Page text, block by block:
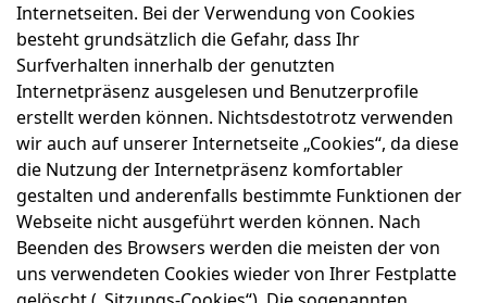
Internetseiten. Bei der Verwendung von Cookies
besteht grundsätzlich die Gefahr, dass Ihr
Surfverhalten innerhalb der genutzten
Internetpräsenz ausgelesen und Benutzerprofile
erstellt werden können. Nichtsdestotrotz verwenden
wir auch auf unserer Internetseite „Cookies“, da diese
die Nutzung der Internetpräsenz komfortabler
gestalten und anderenfalls bestimmte Funktionen der
Webseite nicht ausgeführt werden können. Nach
Beenden des Browsers werden die meisten der von
uns verwendeten Cookies wieder von Ihrer Festplatte